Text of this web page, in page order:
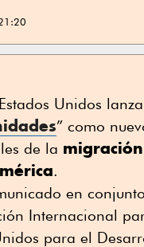
Unidos
” como
de la
.
en
Internacional
para el